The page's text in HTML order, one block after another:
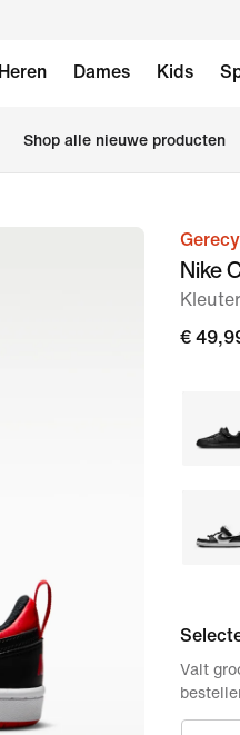
Heren Dames Kids
Shop alle nieuwe producten
afbeelding
Nike
€
Valt